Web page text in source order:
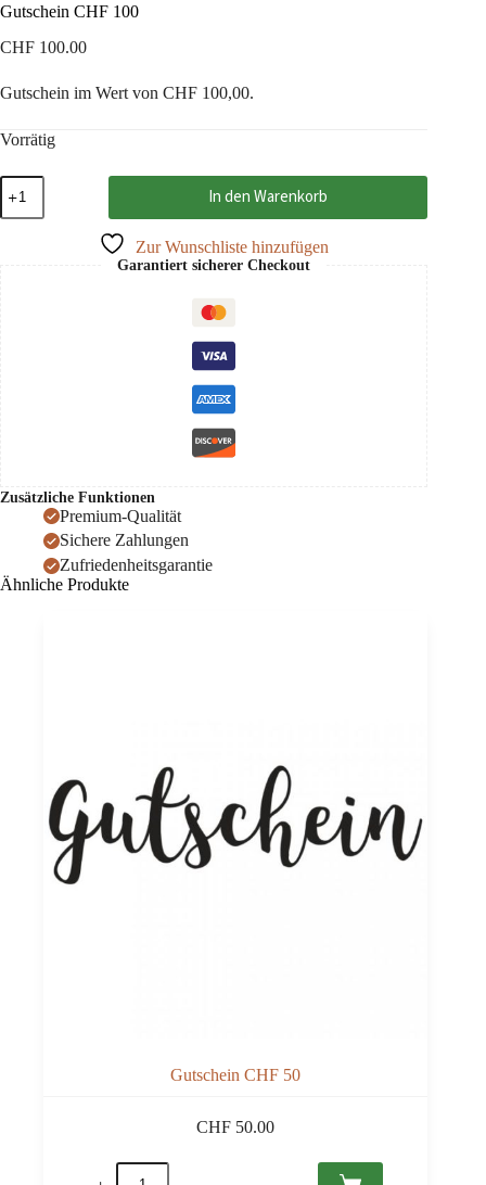
Gutschein CHF 100
CHF 100.00
Gutschein im Wert von CHF 100,00.
Vorrätig
Gutschein
CHF
100
In den Warenkorb
Zur Wunschliste hinzufügen
Garantiert sicherer Checkout
Zusätzliche Funktionen
Premium-Qualität
Sichere Zahlungen
Zufriedenheitsgarantie
Ähnliche Produkte
Gutschein CHF 50
CHF 50.00
Gutschein